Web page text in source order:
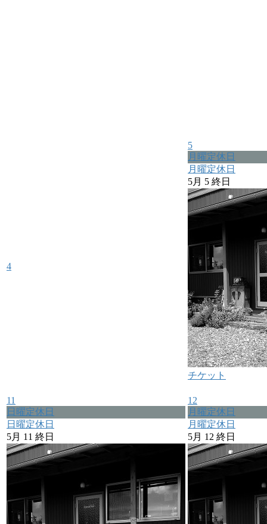
4
5
月曜定休日
月曜定休日
5月 5 終日
チケット
11
日曜定休日
日曜定休日
5月 11 終日
12
月曜定休日
月曜定休日
5月 12 終日